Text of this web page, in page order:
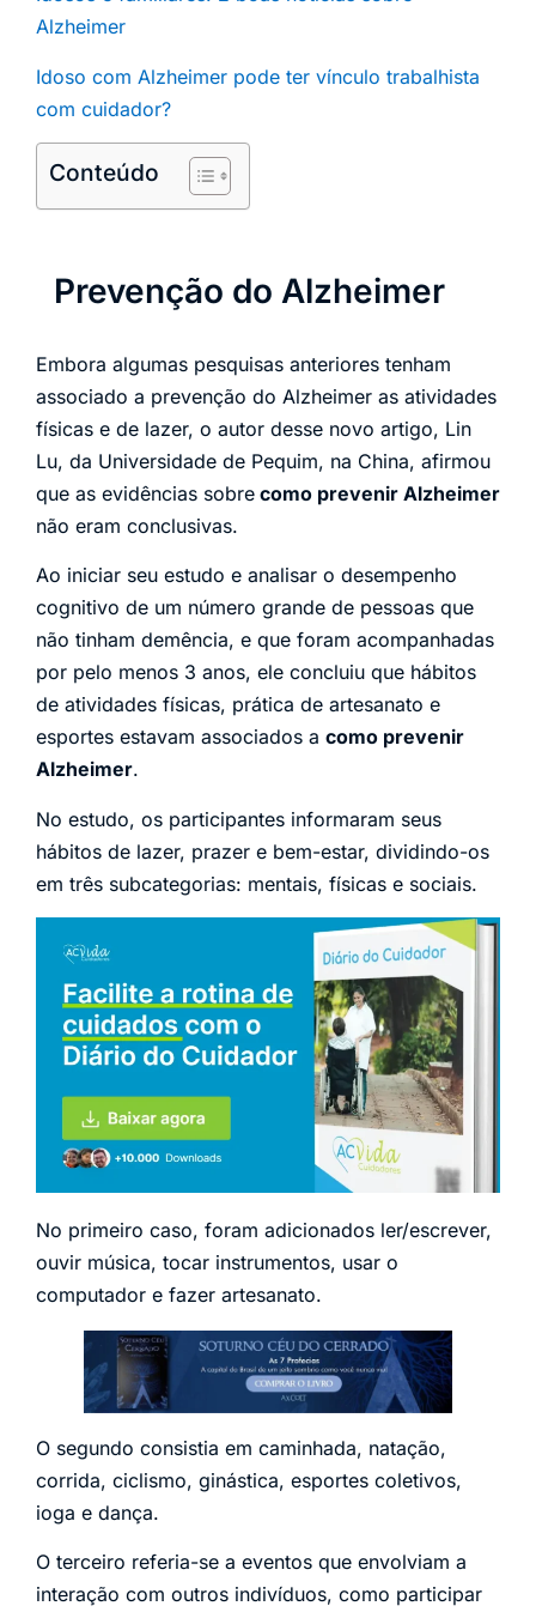
Alzheimer
Idoso com Alzheimer pode ter vínculo trabalhista
com cuidador?
Conteúdo
Prevenção do Alzheimer
Embora algumas pesquisas anteriores tenham
associado a prevenção do Alzheimer as atividades
físicas e de lazer, o autor desse novo artigo, Lin
Lu, da Universidade de Pequim, na China, afirmou
que as evidências sobre como prevenir Alzheimer
não eram conclusivas.
Ao iniciar seu estudo e analisar o desempenho
cognitivo de um número grande de pessoas que
não tinham demência, e que foram acompanhadas
por pelo menos 3 anos, ele concluiu que hábitos
de atividades físicas, prática de artesanato e
esportes estavam associados a como prevenir
Alzheimer.
No estudo, os participantes informaram seus
hábitos de lazer, prazer e bem-estar, dividindo-os
em três subcategorias: mentais, físicas e sociais.
No primeiro caso, foram adicionados ler/escrever,
ouvir música, tocar instrumentos, usar o
computador e fazer artesanato.
O segundo consistia em caminhada, natação,
corrida, ciclismo, ginástica, esportes coletivos,
ioga e dança.
O terceiro referia-se a eventos que envolviam a
interação com outros indivíduos, como participar